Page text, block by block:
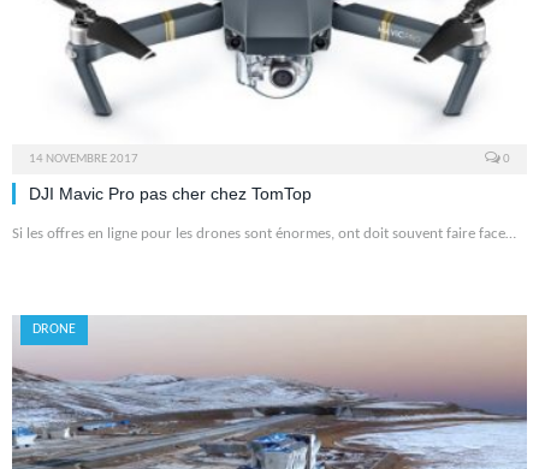
14 NOVEMBRE 2017 0
DJI Mavic Pro pas cher chez TomTop
Si les offres en ligne pour les drones sont énormes, ont doit souvent faire face…
DRONE